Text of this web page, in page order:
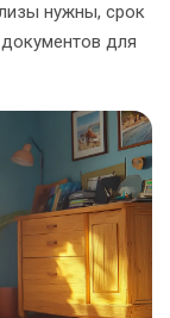
нужны, срок
для